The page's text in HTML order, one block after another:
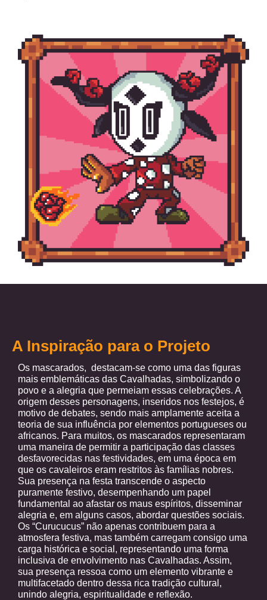
A Inspiração para o Projeto
Os mascarados, destacam-se como uma das figuras
mais emblemáticas das Cavalhadas, simbolizando o
povo e a alegria que permeiam essas celebrações. A
origem desses personagens, inseridos nos festejos, é
motivo de debates, sendo mais amplamente aceita a
teoria de sua influência por elementos portugueses ou
africanos. Para muitos, os mascarados representaram
uma maneira de permitir a participação das classes
desfavorecidas nas festividades, em uma época em
que os cavaleiros eram restritos às famílias nobres.
Sua presença na festa transcende o aspecto
puramente festivo, desempenhando um papel
fundamental ao afastar os maus espíritos, disseminar
alegria e, em alguns casos, abordar questões sociais.
Os “Curucucus” não apenas contribuem para a
atmosfera festiva, mas também carregam consigo uma
carga histórica e social, representando uma forma
inclusiva de envolvimento nas Cavalhadas. Assim,
sua presença ressoa como um elemento vibrante e
multifacetado dentro dessa rica tradição cultural,
unindo alegria, espiritualidade e reflexão.